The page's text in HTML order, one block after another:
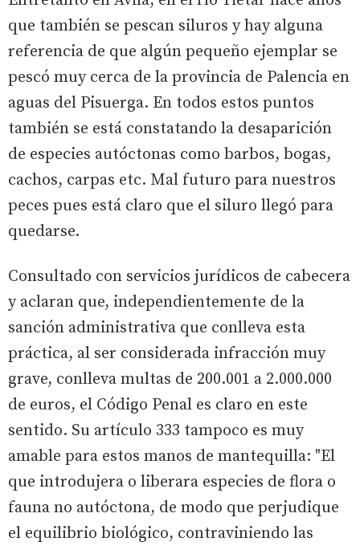
que también se pescan siluros y hay alguna
referencia de que algún pequeño ejemplar se
pescó muy cerca de la provincia de Palencia en
aguas del Pisuerga. En todos estos puntos
también se está constatando la desaparición
de especies autóctonas como barbos, bogas,
cachos, carpas etc. Mal futuro para nuestros
peces pues está claro que el siluro llegó para
quedarse.
Consultado con servicios jurídicos de cabecera
y aclaran que, independientemente de la
sanción administrativa que conlleva esta
práctica, al ser considerada infracción muy
grave, conlleva multas de 200.001 a 2.000.000
de euros, el Código Penal es claro en este
sentido. Su artículo 333 tampoco es muy
amable para estos manos de mantequilla: "El
que introdujera o liberara especies de flora o
fauna no autóctona, de modo que perjudique
el equilibrio biológico, contraviniendo las